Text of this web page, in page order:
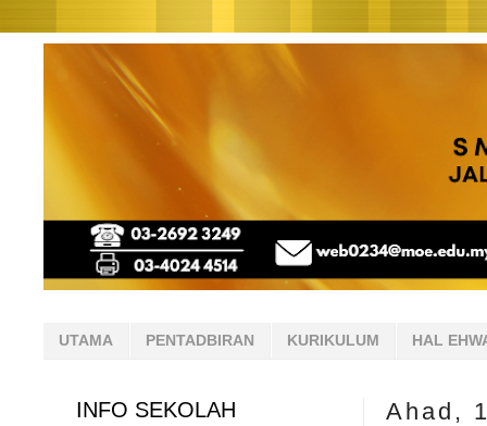
UTAMA PENTADBIRAN KURIKULUM HAL
Ahad,
INFO SEKOLAH